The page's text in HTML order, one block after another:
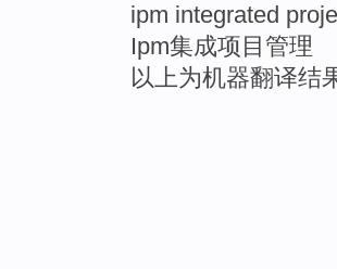
ipm integrated
Ipm集成项目管理
以上为机器翻译结